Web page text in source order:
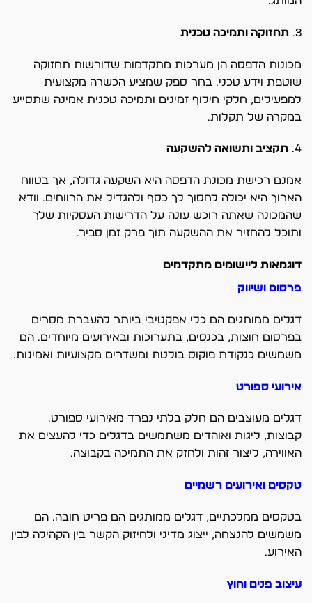
3. תחזוקה ותמיכה טכנית
מכונות הדפסה הן מערכות מתקדמות שדורשות תחזוקה
שוטפת וידע טכני. בחר ספק שמציע הכשרה מקצועית
למפעילים, חלקי חילוף זמינים ותמיכה טכנית אמינה שתסייע
במקרה של תקלות.
4. תקציב ותשואה להשקעה
אמנם רכישת מכונת הדפסה היא השקעה גדולה, אך בטווח
הארוך היא יכולה לחסוך לך כסף ולהגדיל את הרווחים. וודא
שהמכונה שאתה רוכש עונה על הדרישות העסקיות שלך
ותוכל להחזיר את ההשקעה תוך פרק זמן סביר.
דוגמאות ליישומים מתקדמים
פרסום ושיווק
דגלים ממותגים הם כלי אפקטיבי ביותר להעברת מסרים
בפרסום חוצות, בכנסים, בתערוכות ובאירועים מיוחדים. הם
משמשים כנקודת פוקוס בולטת ומשדרים מקצועיות ואמינות.
אירועי ספורט
דגלים מעוצבים הם חלק בלתי נפרד מאירועי ספורט.
קבוצות, ליגות ואוהדים משתמשים בדגלים כדי להעצים את
האווירה, ליצור זהות ולחזק את התמיכה בקבוצה.
טקסים ואירועים רשמיים
בטקסים ממלכתיים, דגלים ממותגים הם פריט חובה. הם
משמשים להנצחה, ייצוג מדיני ולחיזוק הקשר בין הקהילה לבין
האירוע.
עיצוב פנים וחוץ